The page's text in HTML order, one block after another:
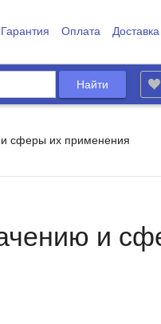
Гарантия Оплата Доставка
сферы их применения
и